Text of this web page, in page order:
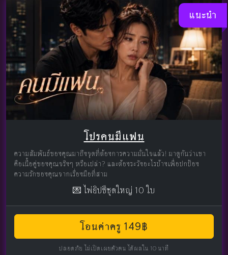
แนะนำ
โปรคนมีแฟน
ความสัมพันธ์ของคุณมาถึงจุดที่ต้องการความมั่นใจแล้ว! มาดูกันว่าเขา
คือเนื้อคู่ของคุณจริงๆ หรือเปล่า? และต้องระวังอะไรบ้างเพื่อปกป้อง
ความรักของคุณจากเรื่องมือที่สาม
💌 ไพ่ยิปซีชุดใหญ่ 10 ใบ
โอนค่าครู 149฿
ปลอดภัย ไม่เปิดเผยตัวตน ได้ผลใน 10 นาที